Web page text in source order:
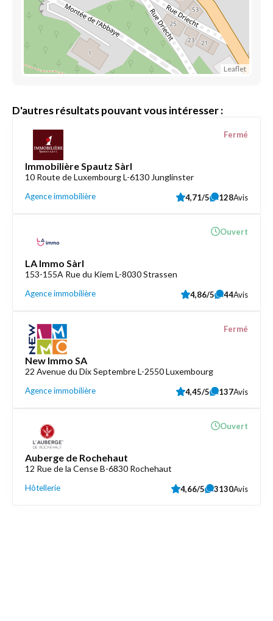
Leaflet
D'autres résultats pouvant vous intéresser :
Immobilière Spautz Sàrl
10 Route de Luxembourg L-6130 Junglinster
Agence immobilière
Fermé
4,71/5 128Avis
LA Immo Sàrl
153-155A Rue du Kiem L-8030 Strassen
Agence immobilière
Ouvert
4,86/5 44Avis
New Immo SA
22 Avenue du Dix Septembre L-2550 Luxembourg
Agence immobilière
Fermé
4,45/5 137Avis
Auberge de Rochehaut
12 Rue de la Cense B-6830 Rochehaut
Hôtellerie
Ouvert
4,66/5 3130Avis